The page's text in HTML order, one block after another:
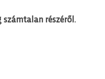
számtalan részéről.